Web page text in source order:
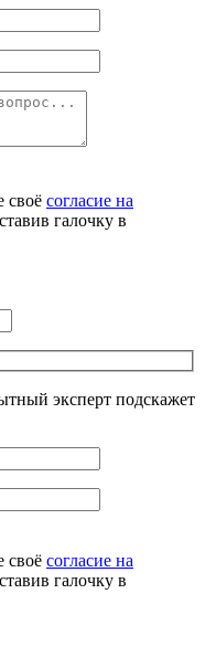
своё согласие на
галочку в
эксперт подскажет
своё согласие на
галочку в